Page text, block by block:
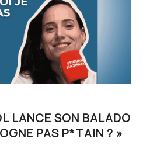
LANCE SON BALADO
PAS P*TAIN ? »